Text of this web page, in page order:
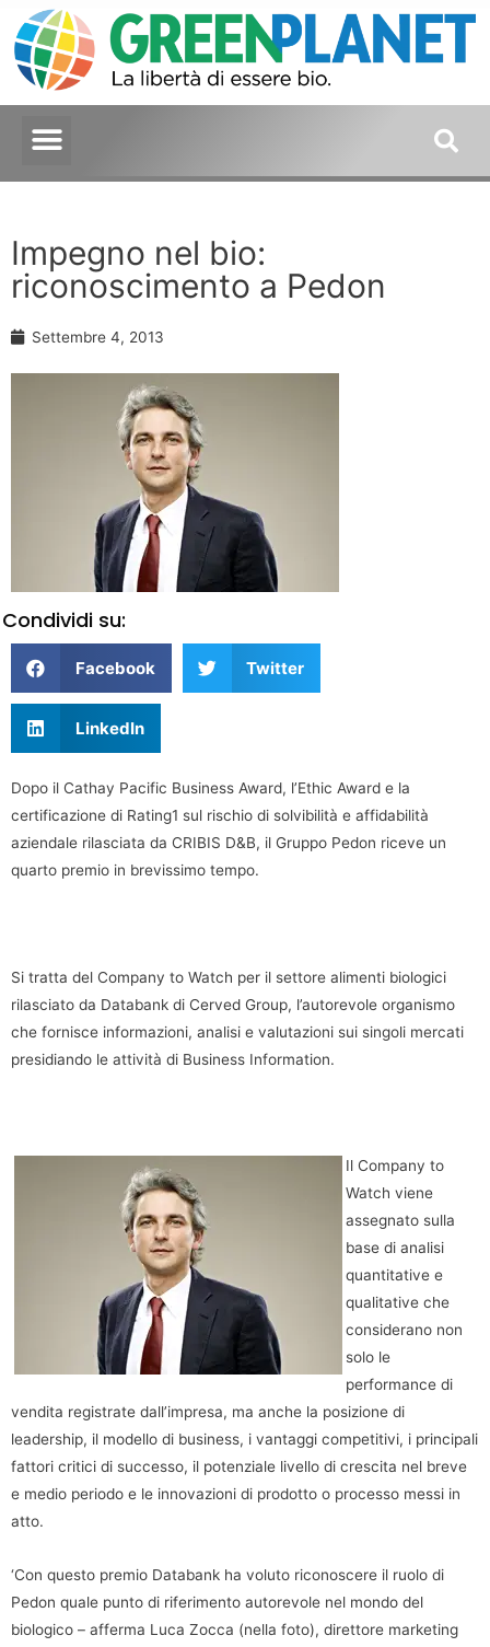
Impegno nel bio:
riconoscimento a Pedon
Settembre 4, 2013
Condividi su:
Facebook Twitter
LinkedIn
Dopo il Cathay Pacific Business Award, l’Ethic Award e la
certificazione di Rating1 sul rischio di solvibilità e affidabilità
aziendale rilasciata da CRIBIS D&B, il Gruppo Pedon riceve un
quarto premio in brevissimo tempo.
Si tratta del Company to Watch per il settore alimenti biologici
rilasciato da Databank di Cerved Group, l’autorevole organismo
che fornisce informazioni, analisi e valutazioni sui singoli mercati
presidiando le attività di Business Information.
Il Company to
Watch viene
assegnato sulla
base di analisi
quantitative e
qualitative che
considerano non
solo le
performance di
vendita registrate dall’impresa, ma anche la posizione di
leadership, il modello di business, i vantaggi competitivi, i principali
fattori critici di successo, il potenziale livello di crescita nel breve
e medio periodo e le innovazioni di prodotto o processo messi in
atto.
‘Con questo premio Databank ha voluto riconoscere il ruolo di
Pedon quale punto di riferimento autorevole nel mondo del
biologico – afferma Luca Zocca (nella foto), direttore marketing